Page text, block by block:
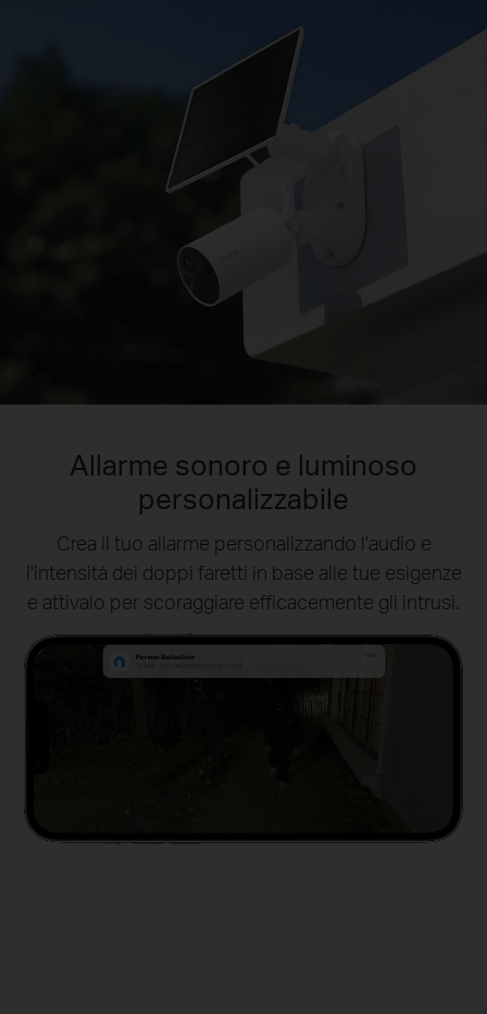
Dai la priorità a ciò che conta
davvero
Definisci zone di attività specifiche. Filtra i falsi
allarmi e ricevi avvisi in tempo reale per veri
problemi di sicurezza.
Allarme sonoro e luminoso
personalizzabile
Crea il tuo allarme personalizzando l'audio e
l'intensità dei doppi faretti in base alle tue esigenze
e attivalo per scoraggiare efficacemente gli intrusi.